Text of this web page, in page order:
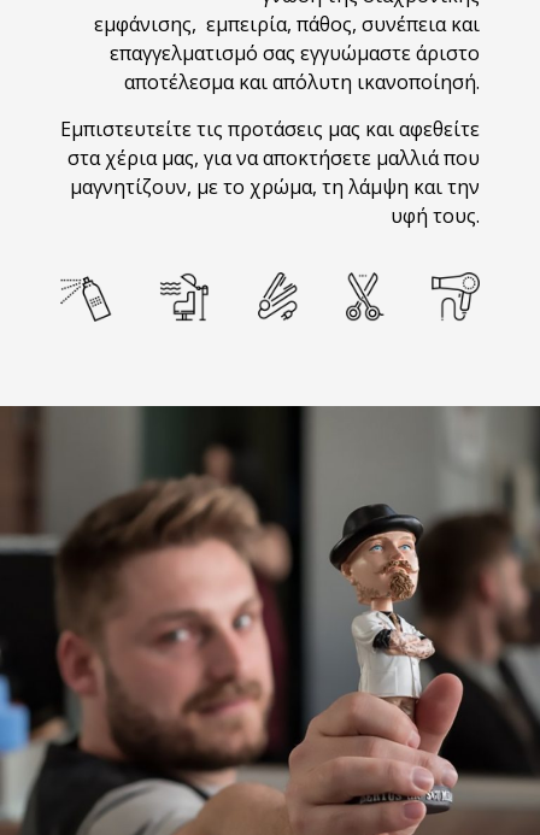
εμφάνισης, εμπειρία, πάθος, συνέπεια και
επαγγελματισμό σας εγγυώμαστε άριστο
αποτέλεσμα και απόλυτη ικανοποίησή.
Εμπιστευτείτε τις προτάσεις μας και αφεθείτε
στα χέρια μας, για να αποκτήσετε μαλλιά που
μαγνητίζουν, με το χρώμα, τη λάμψη και την
υφή τους.